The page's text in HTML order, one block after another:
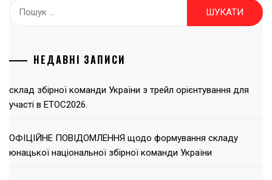
НЕДАВНІ ЗАПИСИ
склад збірної команди України з трейл орієнтування для
участі в ЕТОС2026.
ОФІЦІЙНЕ ПОВІДОМЛЕННЯ щодо формування складу
юнацької національної збірної команди України